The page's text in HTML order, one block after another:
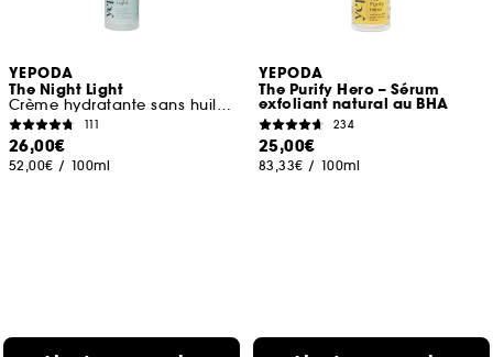
YEPODA
The Night Light
Crème hydratante sans huiles à l'armoise et niacinamide
111
26,00€
52,00€ / 100ml
YEPODA
The Purify Hero – Sérum
exfoliant natural au BHA
234
25,00€
83,33€ / 100ml